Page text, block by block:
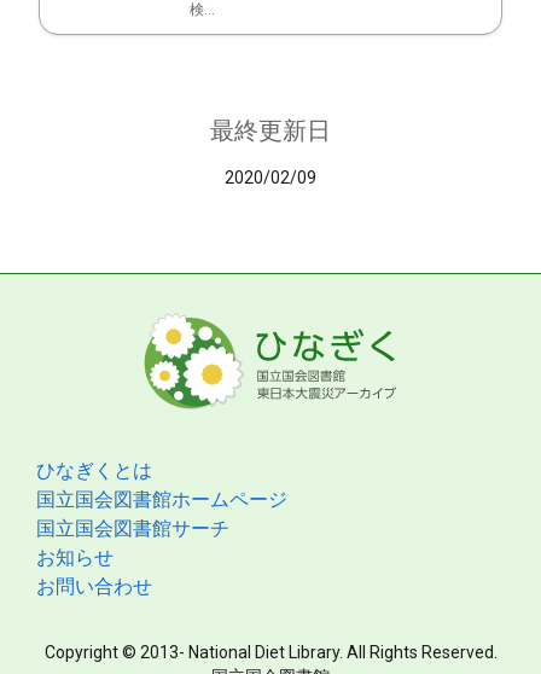
検...
最終更新日
2020/02/09
ひなぎくとは
国立国会図書館ホームページ
国立国会図書館サーチ
お知らせ
お問い合わせ
Copyright © 2013- National Diet Library. All Rights Reserved.